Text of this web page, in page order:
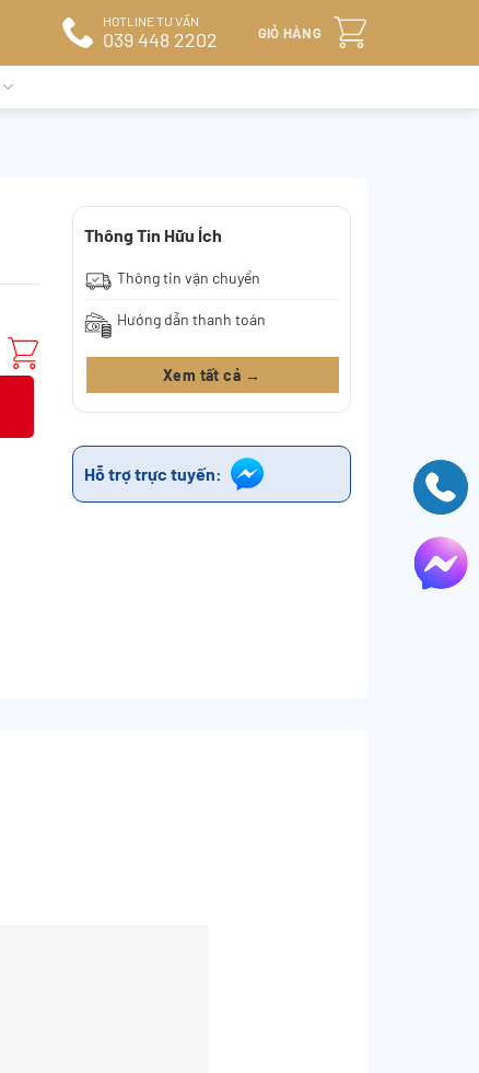
HOTLINE TƯ VẤN
039 448 2202 GIỎ HÀNG
Thông Tin Hữu Ích
Thông tin vận chuyển
Hướng dẫn thanh toán
Xem tất cả →
Hỗ trợ trực tuyến: